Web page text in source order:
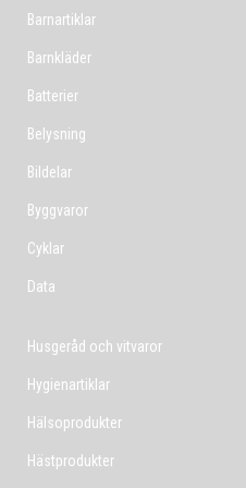
Barnartiklar
Barnkläder
Batterier
Belysning
Bildelar
Byggvaror
Cyklar
Data
Husgeråd och vitvaror
Hygienartiklar
Hälsoprodukter
Hästprodukter